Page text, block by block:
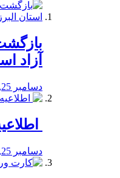
آزاد
دسامبر 25, 2019
دسامبر 25, 2019